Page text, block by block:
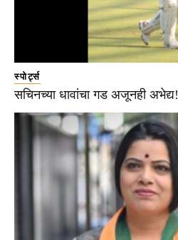
स्पोर्ट्स
सचिनच्या धावांचा गड अजूनही अभेद्य!